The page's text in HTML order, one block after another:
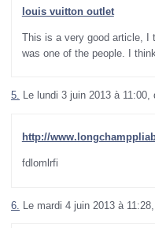
louis vuitton outlet
This is a very good article, I
was one of the people. I
5. Le lundi 3 juin 2013 à 11:00,
http://
fdlomlrfi
6. Le mardi 4 juin 2013 à